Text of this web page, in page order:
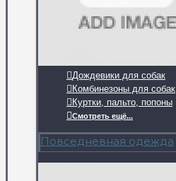
Дождевики для собак
Комбинезоны для собак
Куртки, пальто, попоны
Смотреть ещё...
Повседневная одежда